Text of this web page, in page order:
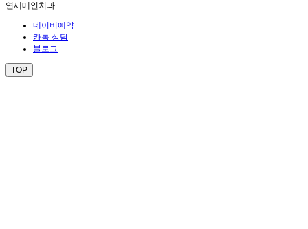
연세메인치과
네이버예약
카톡 상담
블로그
TOP